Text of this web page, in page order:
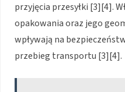
przyjęcia przesyłki [3][4].
opakowania oraz jego
wpływają na
przebieg transportu [3][4].